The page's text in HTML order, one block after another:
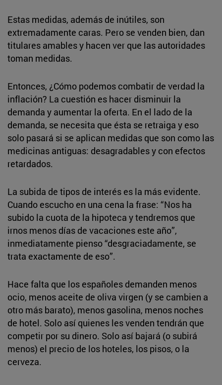
Estas medidas, además de inútiles, son
extremadamente caras. Pero se venden bien, dan
titulares amables y hacen ver que las autoridades
toman medidas.
Entonces, ¿Cómo podemos combatir de verdad la
inflación? La cuestión es hacer disminuir la
demanda y aumentar la oferta. En el lado de la
demanda, se necesita que ésta se retraiga y eso
solo pasará si se aplican medidas que son como las
medicinas antiguas: desagradables y con efectos
retardados.
La subida de tipos de interés es la más evidente.
Cuando escucho en una cena la frase: “Nos ha
subido la cuota de la hipoteca y tendremos que
irnos menos días de vacaciones este año”,
inmediatamente pienso “desgraciadamente, se
trata exactamente de eso”.
Hace falta que los españoles demanden menos
ocio, menos aceite de oliva virgen (y se cambien a
otro más barato), menos gasolina, menos noches
de hotel. Solo así quienes les venden tendrán que
competir por su dinero. Solo así bajará (o subirá
menos) el precio de los hoteles, los pisos, o la
cerveza.